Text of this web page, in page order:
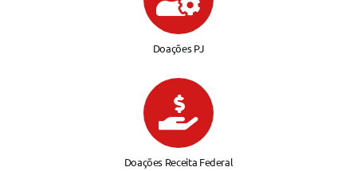
Doações PJ
Doações Receita Federal